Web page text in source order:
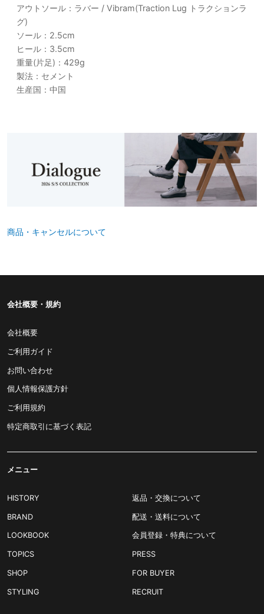
アウトソール：ラバー / Vibram(Traction Lug トラクションラ
グ)
ソール：2.5cm
ヒール：3.5cm
重量(片足)：429g
製法：セメント
生産国：中国
商品・キャンセルについて
会社概要・規約
会社概要
ご利用ガイド
お問い合わせ
個人情報保護方針
ご利用規約
特定商取引に基づく表記
メニュー
HISTORY
BRAND
LOOKBOOK
TOPICS
SHOP
STYLING
返品・交換について
配送・送料について
会員登録・特典について
PRESS
FOR BUYER
RECRUIT